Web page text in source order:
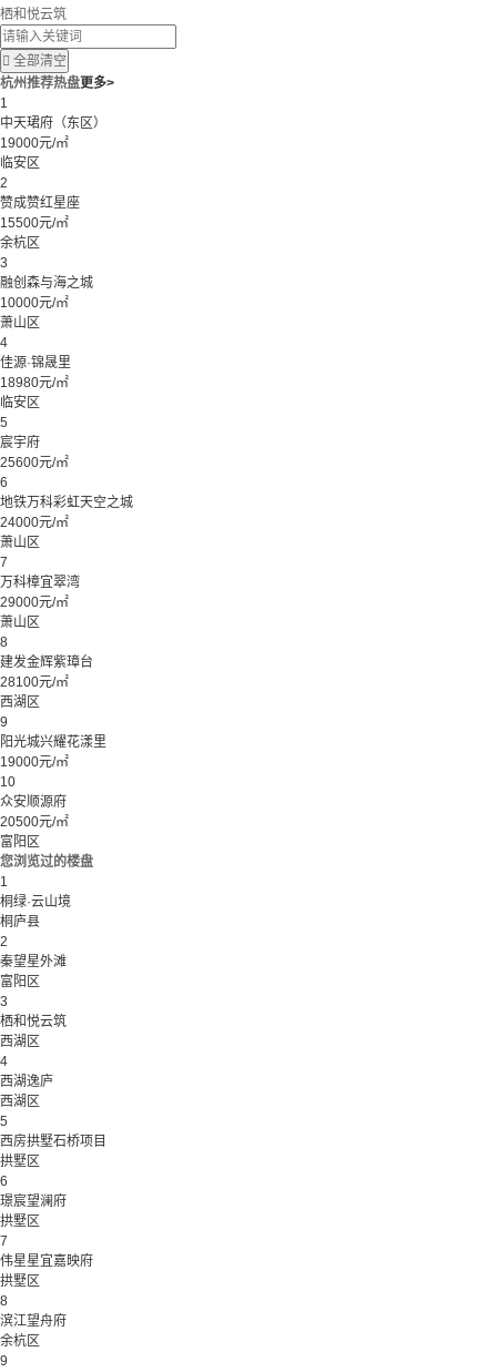
栖和悦云筑
 全部清空
杭州推荐热盘更多>
1
中天珺府（东区）
19000元/㎡
临安区
2
赞成赞红星座
15500元/㎡
余杭区
3
融创森与海之城
10000元/㎡
萧山区
4
佳源·锦晟里
18980元/㎡
临安区
5
宸宇府
25600元/㎡
6
地铁万科彩虹天空之城
24000元/㎡
萧山区
7
万科樟宜翠湾
29000元/㎡
萧山区
8
建发金辉紫璋台
28100元/㎡
西湖区
9
阳光城兴耀花漾里
19000元/㎡
10
众安顺源府
20500元/㎡
富阳区
您浏览过的楼盘
1
桐绿·云山境
桐庐县
2
秦望星外滩
富阳区
3
栖和悦云筑
西湖区
4
西湖逸庐
西湖区
5
西房拱墅石桥项目
拱墅区
6
璟宸望澜府
拱墅区
7
伟星星宜嘉映府
拱墅区
8
滨江望舟府
余杭区
9